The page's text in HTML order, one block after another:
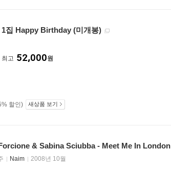
1집 Happy Birthday (미개봉)
최고 52,000원
할인) 새상품 보기
& Sabina Sciubba - Meet Me In London
Naim 2008년 10월